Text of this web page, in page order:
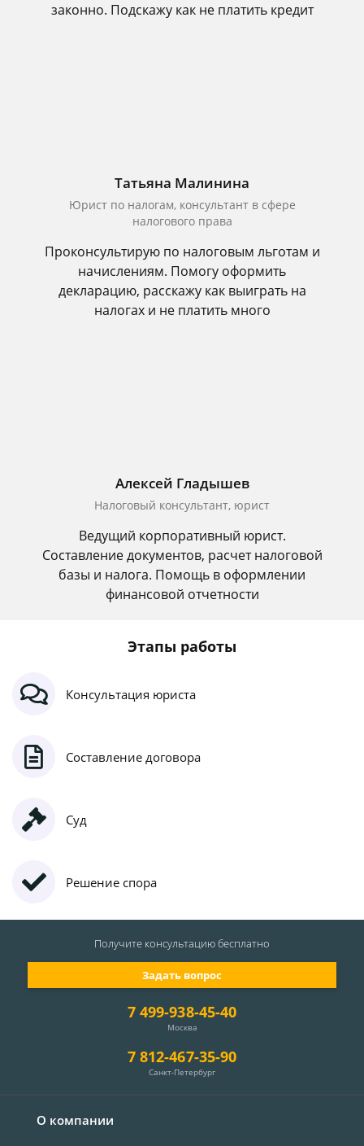
законно. Подскажу как не платить кредит
Татьяна Малинина
Юрист по налогам, консультант в сфере
налогового права
Проконсультирую по налоговым льготам и
начислениям. Помогу оформить
декларацию, расскажу как выиграть на
налогах и не платить много
Алексей Гладышев
Налоговый консультант, юрист
Ведущий корпоративный юрист.
Составление документов, расчет налоговой
базы и налога. Помощь в оформлении
финансовой отчетности
Этапы работы
Консультация юриста
Составление договора
Суд
Решение спора
О компании
7 499-938-45-40
Москва
7 812-467-35-90
Санкт-Петербург
Задать вопрос
Получите консультациюбесплатно